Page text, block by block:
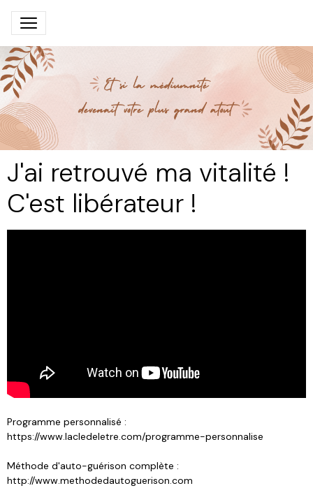
J'ai retrouvé ma vitalité !
C'est libérateur !
Programme personnalisé :
https://www.lacledeletre.com/programme-personnalise
Méthode d'auto-guérison complète :
http://www.methodedautoguerison.com